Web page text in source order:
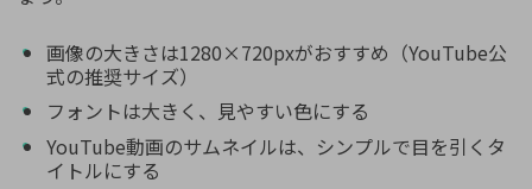
画像の大きさは1280×720pxがおすすめ（YouTube公
式の推奨サイズ）
フォントは大きく、見やすい色にする
YouTube動画のサムネイルは、シンプルで目を引くタ
イトルにする